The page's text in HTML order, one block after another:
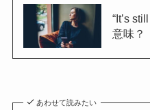
“It’s
意味？
あわせて読みたい